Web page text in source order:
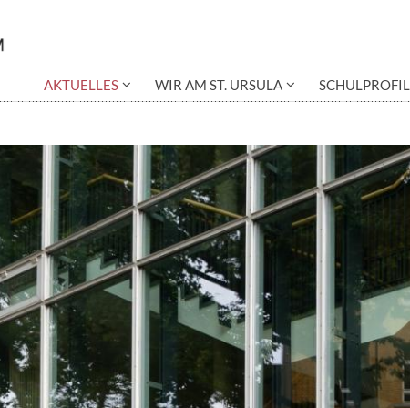
AKTUELLES WIR AM ST. URSULA SCHULPROFIL